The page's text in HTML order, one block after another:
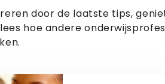
door de laatste tips,
hoe andere